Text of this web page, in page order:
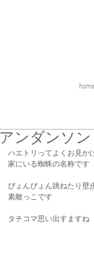
home
アンダンソン
ハエトリってよくお見か
家にいる蜘蛛の名称です
ぴょんぴょん跳ねたり壁
素敵っこです
タチコマ思い出すますね